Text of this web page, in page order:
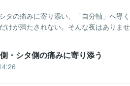
タの痛みに寄り添い、「自分軸」へ導
けが満たされない。そんな夜はありま
・シタ側の痛みに寄り添う